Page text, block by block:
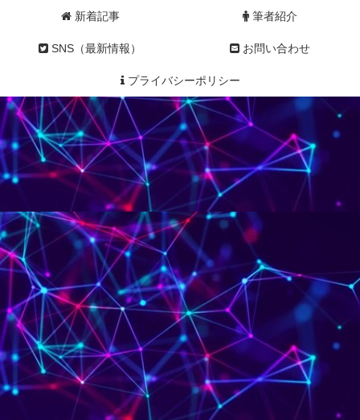
新着記事 筆者紹介
SNS（最新情報） お問い合わせ
プライバシーポリシー